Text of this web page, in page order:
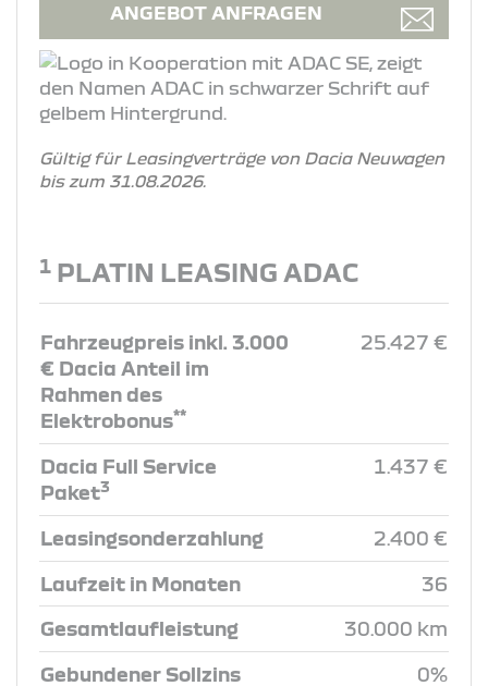
ANGEBOT ANFRAGEN
Gültig für Leasingverträge von Dacia Neuwagen
bis zum 31.08.2026.
1 PLATIN LEASING ADAC
Fahrzeugpreis inkl. 3.000
€ Dacia Anteil im
Rahmen des
Elektrobonus**
25.427 €
Dacia Full Service
Paket3
1.437 €
Leasingsonderzahlung 2.400 €
Laufzeit in Monaten 36
Gesamtlaufleistung 30.000 km
Gebundener Sollzins 0%